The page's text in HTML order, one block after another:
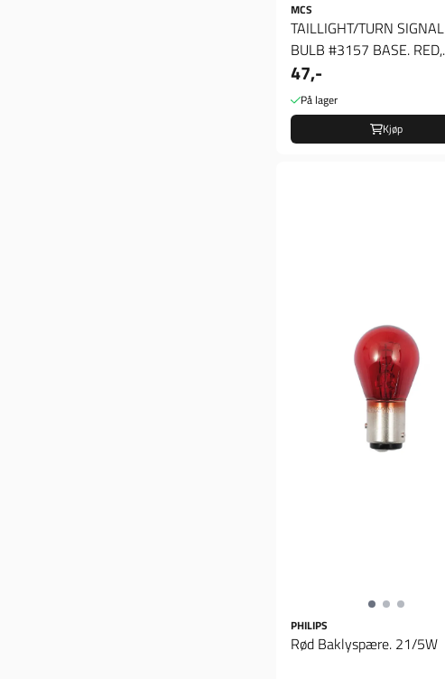
MCS
TAILLIGHT/TURN SIGNAL
BULB #3157 BASE. RED,
Blink/bak lyspære
47,-
På lager
Kjøp
PHILIPS
Rød Baklyspære. 21/5W